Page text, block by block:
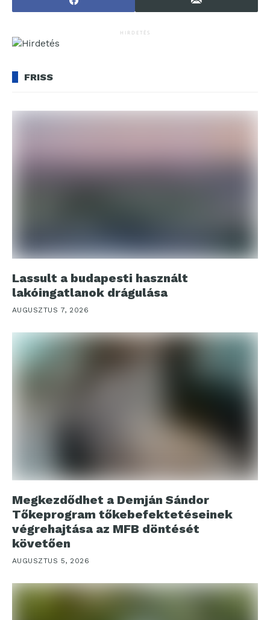
HIRDETÉS
FRISS
Lassult a budapesti használt
lakóingatlanok drágulása
AUGUSZTUS 7, 2026
Megkezdődhet a Demján Sándor
Tőkeprogram tőkebefektetéseinek
végrehajtása az MFB döntését
követően
AUGUSZTUS 5, 2026